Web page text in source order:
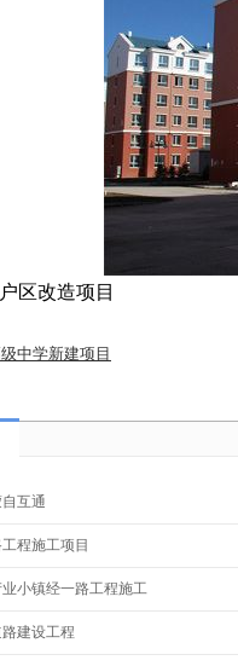
区改造项目
中学新建项目
互通
程施工项目
小镇经一路工程施工
建设工程